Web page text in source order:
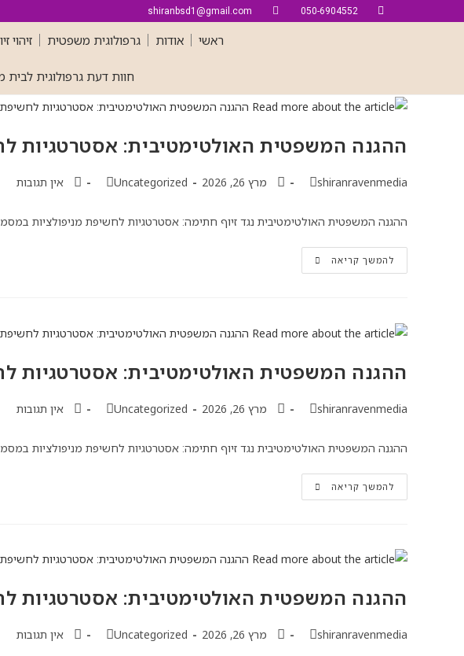
050-6904552
shiranbsd1@gmail.com
ראשי אודות גרפולוגית משפטית זיהוי
חוות דעת גרפולוגית
ההגנה המשפטית האולטימטיבית: אסטרטגיות
shiranravenmedia מרץ 26, 2026 Uncategorized אין תגובות
ההגנה המשפטית האולטימטיבית נגד זיוף חתימה: אסטרטגיות לחשיפת מניפולציות
להמשך קריאה
ההגנה המשפטית האולטימטיבית: אסטרטגיות
shiranravenmedia מרץ 26, 2026 Uncategorized אין תגובות
ההגנה המשפטית האולטימטיבית נגד זיוף חתימה: אסטרטגיות לחשיפת מניפולציות
להמשך קריאה
ההגנה המשפטית האולטימטיבית: אסטרטגיות
shiranravenmedia מרץ 26, 2026 Uncategorized אין תגובות